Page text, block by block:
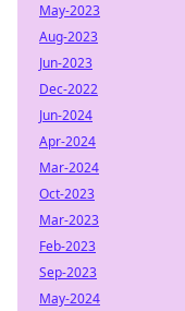
May-2023
Aug-2023
Jun-2023
Dec-2022
Jun-2024
Apr-2024
Mar-2024
Oct-2023
Mar-2023
Feb-2023
Sep-2023
May-2024